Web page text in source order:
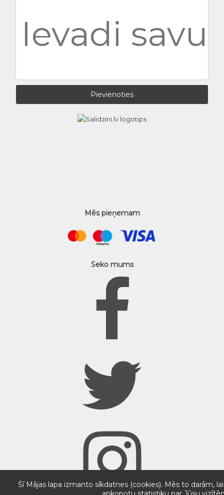
Mēs pieņemam
Seko mums
Šī Mājas lapa izmanto sīkdatnes (cookies). Mēs to darām,